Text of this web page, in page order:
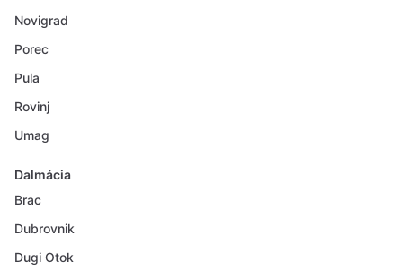
Novigrad
Porec
Pula
Rovinj
Umag
Dalmácia
Brac
Dubrovnik
Dugi Otok